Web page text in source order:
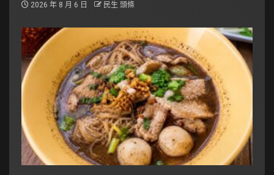
2026 年 8 月 6 日 民生 頭條